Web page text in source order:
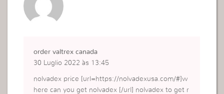
order valtrex canada
30 Luglio 2022 às 13:45
nolvadex price [url=https://nolvadexusa.com/#]w
here can you get nolvadex [/url] nolvadex to get r